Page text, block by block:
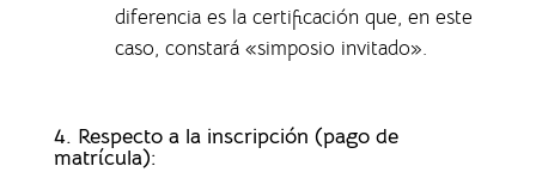
diferencia es la certificación que, en este
caso, constará «simposio invitado».
4. Respecto a la inscripción (pago de
matrícula):